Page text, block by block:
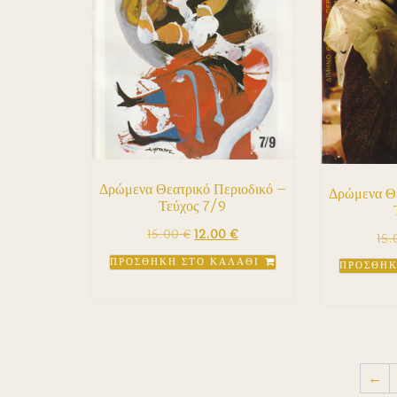
Δρώμενα Θεατρικό Περιοδικό –
Τεύχος 7/9
15.00€Original
price
was:
12.00€Η
τρέχουσα
τιμή
ΠΡΟΣΘΉΚΗ ΣΤΟ ΚΑΛΆΘΙ
Δρώμενα
←